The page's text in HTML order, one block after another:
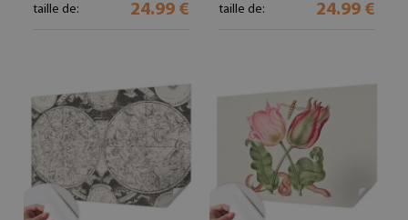
taille de: 24.99 € taille de: 24.99 €